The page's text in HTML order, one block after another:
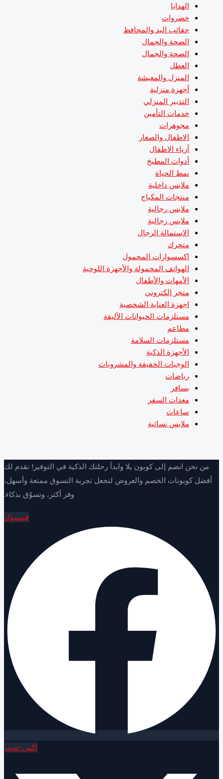
الهدايا
خضروات
حقائب اليد والمحافظ
الصحة والجمال
الصحة والجمال
العطل
المنزل والمعيشة
أجهزة منزلية
التدبير المنزلي
خدمات التأمين
مجوهرات
الاطفال والصغار
أزياء الاطفال
أدوات المطبخ
نمط الحياة
ملابس داخلية
منتجات المكياج
ملابس رجالية
ملابس رجالية
الاستمالة الرجال
متحرك
اكسسوارات المحمول
الهواتف المحمولة والأجهزة اللوحية
الأمهات والأطفال
متجر إلكتروني
اجهزة العناية الشخصية
مستلزمات الحيوانات الأليفة
مطاعم
مستلزمات السلامة
الأجهزة الذكية
الوجبات الخفيفة والمشروبات
رياضات
يسافر
معدات السفر
ساعات
ملابس نسائية
نحن انضم إلى كوبون يلا وابدأ رحلتك الذكية في التوفير! نقدم لك
كوبونات الخصم والعروض لتجعل تجربة التسوق ممتعة وأسهل،
وفر أكثر، وتسوّق بذكاء.
فيسبوك
إكس-تويتر